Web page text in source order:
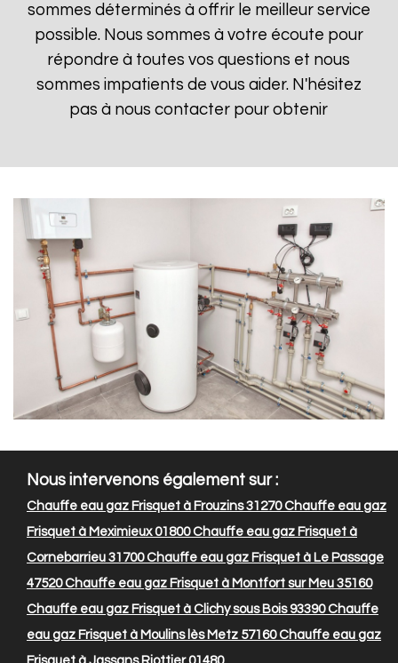
sommes déterminés à offrir le meilleur service
possible. Nous sommes à votre écoute pour
répondre à toutes vos questions et nous
sommes impatients de vous aider. N'hésitez
pas à nous contacter pour obtenir
Nous intervenons également sur :
Chauffe eau gaz Frisquet à Frouzins 31270Chauffe eau gaz
Frisquet à Meximieux 01800Chauffe eau gaz Frisquet à
Cornebarrieu 31700Chauffe eau gaz Frisquet à Le Passage
47520Chauffe eau gaz Frisquet à Montfort sur Meu 35160
Chauffe eau gaz Frisquet à Clichy sous Bois 93390Chauffe
eau gaz Frisquet à Moulins lès Metz 57160Chauffe eau gaz